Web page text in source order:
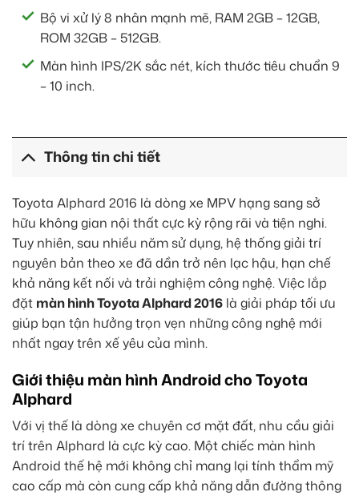
Bộ vi xử lý 8 nhân mạnh mẽ, RAM 2GB – 12GB,
ROM 32GB – 512GB.
Màn hình IPS/2K sắc nét, kích thước tiêu chuẩn 9
– 10 inch.
Thông tin chi tiết
Toyota Alphard 2016 là dòng xe MPV hạng sang sở
hữu không gian nội thất cực kỳ rộng rãi và tiện nghi.
Tuy nhiên, sau nhiều năm sử dụng, hệ thống giải trí
nguyên bản theo xe đã dần trở nên lạc hậu, hạn chế
khả năng kết nối và trải nghiệm công nghệ. Việc lắp
đặt màn hình Toyota Alphard 2016 là giải pháp tối ưu
giúp bạn tận hưởng trọn vẹn những công nghệ mới
nhất ngay trên xế yêu của mình.
Giới thiệu màn hình Android cho Toyota
Alphard
Với vị thế là dòng xe chuyên cơ mặt đất, nhu cầu giải
trí trên Alphard là cực kỳ cao. Một chiếc màn hình
Android thế hệ mới không chỉ mang lại tính thẩm mỹ
cao cấp mà còn cung cấp khả năng dẫn đường thông